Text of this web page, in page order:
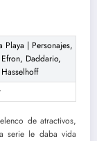
de atractivos,
serie le daba vida